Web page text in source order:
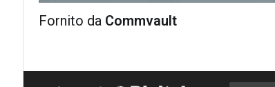
Fornito da Commvault